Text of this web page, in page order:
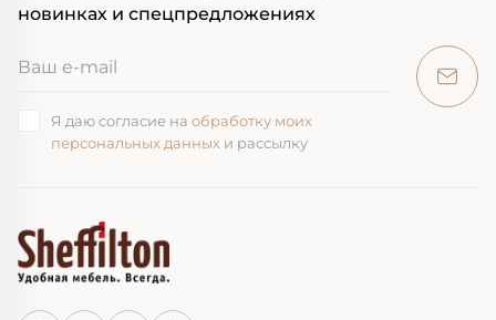
новинках и спецпредложениях
Я даю согласие на обработку моих
персональных данных и рассылку